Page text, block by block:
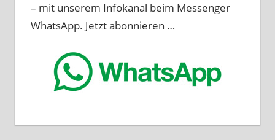
– mit unserem Infokanal beim Messenger
WhatsApp. Jetzt abonnieren …